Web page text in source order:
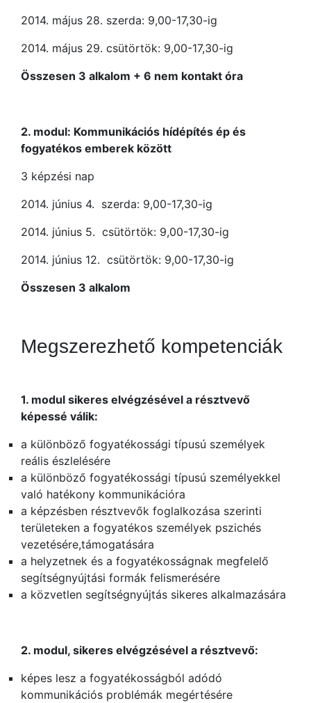
2014. május 28. szerda: 9,00-17,30-ig
2014. május 29. csütörtök: 9,00-17,30-ig
Összesen 3 alkalom + 6 nem kontakt óra
2. modul: Kommunikációs hídépítés ép és
fogyatékos emberek között
3 képzési nap
2014. június 4. szerda: 9,00-17,30-ig
2014. június 5. csütörtök: 9,00-17,30-ig
2014. június 12. csütörtök: 9,00-17,30-ig
Összesen 3 alkalom
Megszerezhető kompetenciák
1. modul sikeres elvégzésével a résztvevő
képessé válik:
a különböző fogyatékossági típusú személyek
reális észlelésére
a különböző fogyatékossági típusú személyekkel
való hatékony kommunikációra
a képzésben résztvevők foglalkozása szerinti
területeken a fogyatékos személyek pszichés
vezetésére,támogatására
a helyzetnek és a fogyatékosságnak megfelelő
segítségnyújtási formák felismerésére
a közvetlen segítségnyújtás sikeres alkalmazására
2. modul, sikeres elvégzésével a résztvevő:
képes lesz a fogyatékosságból adódó
kommunikációs problémák megértésére